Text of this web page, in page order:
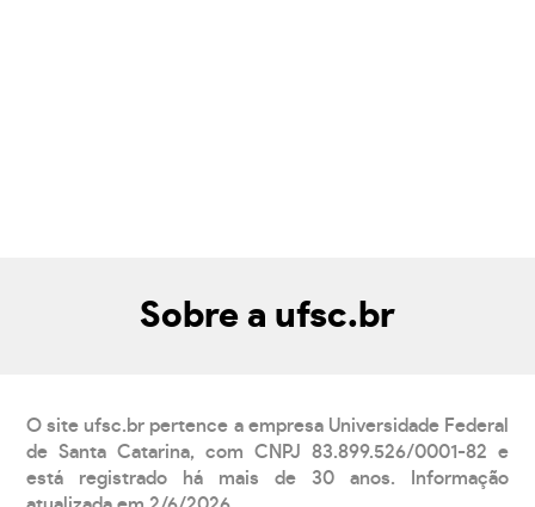
Sobre a ufsc.br
O site ufsc.br pertence a empresa Universidade Federal
de Santa Catarina, com CNPJ 83.899.526/0001-82 e
está registrado há mais de 30 anos. Informação